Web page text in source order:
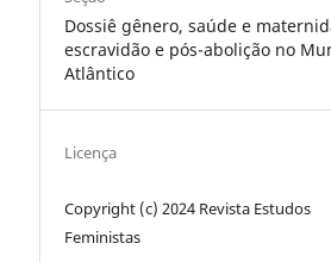
Dossiê gênero, saúde e
escravidão e pós-abolição no
Atlântico
Licença
Copyright (c) 2024 Revista Estudos
Feministas